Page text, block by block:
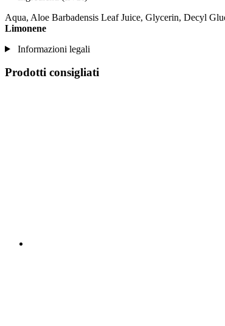
Aqua, Aloe Barbadensis Leaf Juice, Glycerin, Decyl
Limonene
Informazioni legali
Prodotti consigliati